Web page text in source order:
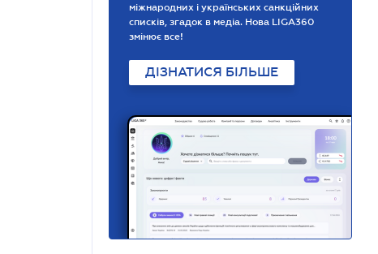
міжнародних і українських санкційних
списків, згадок в медіа. Нова LIGA360
змінює все!
ДІЗНАТИСЯ БІЛЬШЕ